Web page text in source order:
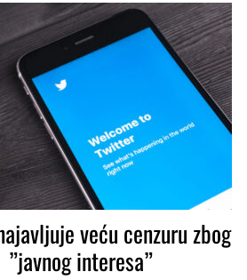
veću cenzuru zbog
”javnog interesa”